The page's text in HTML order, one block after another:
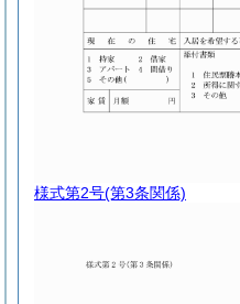
様式第2号(第3条関係)